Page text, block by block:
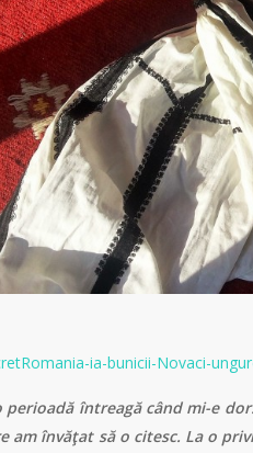
perioadă întreagă când mi-e
am învăţat să o citesc. La o